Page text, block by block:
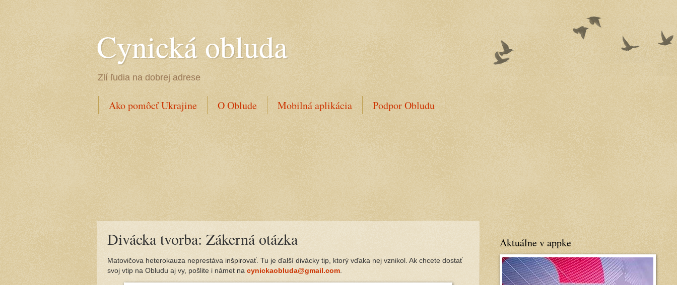
Cynická obluda
Zlí ľudia na dobrej adrese
Ako pomôcť Ukrajine O Oblude Mobilná aplikácia Podpor Obludu
Divácka tvorba: Zákerná otázka
Matovičova heterokauza neprestáva inšpirovať. Tu je ďalší divácky tip, ktorý vďaka nej vznikol. Ak chcete dostať
svoj vtip na Obludu aj vy, pošlite i námet na cynickaobluda@gmail.com
Aktuálne v appke